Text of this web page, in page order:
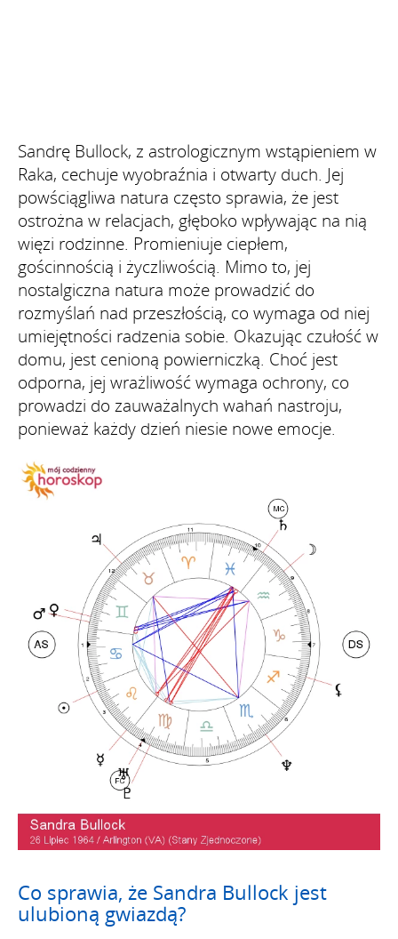
Sandrę Bullock, z astrologicznym wstąpieniem w
Raka, cechuje wyobraźnia i otwarty duch. Jej
powściągliwa natura często sprawia, że jest
ostrożna w relacjach, głęboko wpływając na nią
więzi rodzinne. Promieniuje ciepłem,
gościnnością i życzliwością. Mimo to, jej
nostalgiczna natura może prowadzić do
rozmyślań nad przeszłością, co wymaga od niej
umiejętności radzenia sobie. Okazując czułość w
domu, jest cenioną powierniczką. Choć jest
odporna, jej wrażliwość wymaga ochrony, co
prowadzi do zauważalnych wahań nastroju,
ponieważ każdy dzień niesie nowe emocje.
Co sprawia, że Sandra Bullock jest
ulubioną gwiazdą?